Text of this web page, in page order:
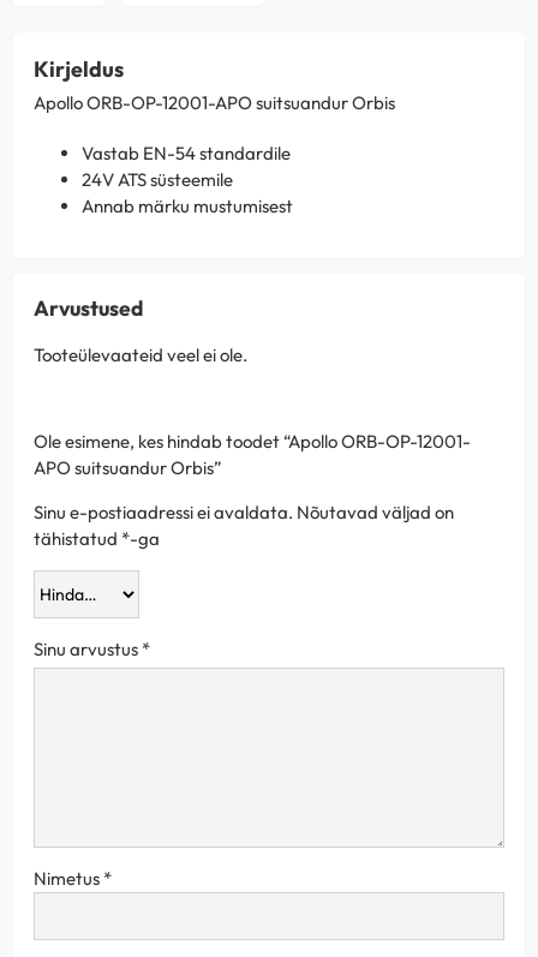
Kirjeldus
Apollo ORB-OP-12001-APO suitsuandur Orbis
Vastab EN-54 standardile
24V ATS süsteemile
Annab märku mustumisest
Arvustused
Tooteülevaateid veel ei ole.
Ole esimene, kes hindab toodet “Apollo ORB-OP-12001-
APO suitsuandur Orbis”
Sinu e-postiaadressi ei avaldata. Nõutavad väljad on
tähistatud *-ga
Sinu arvustus *
Nimetus *